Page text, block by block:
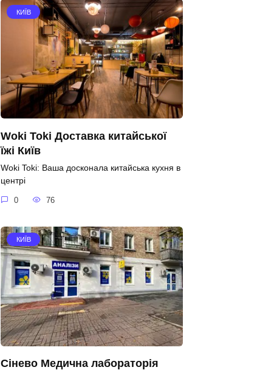
КИЇВ
Woki Toki Доставка китайської
їжі Київ
Woki Toki: Ваша досконала китайська кухня в
центрі
0 76
КИЇВ
Сінево Медична лабораторія